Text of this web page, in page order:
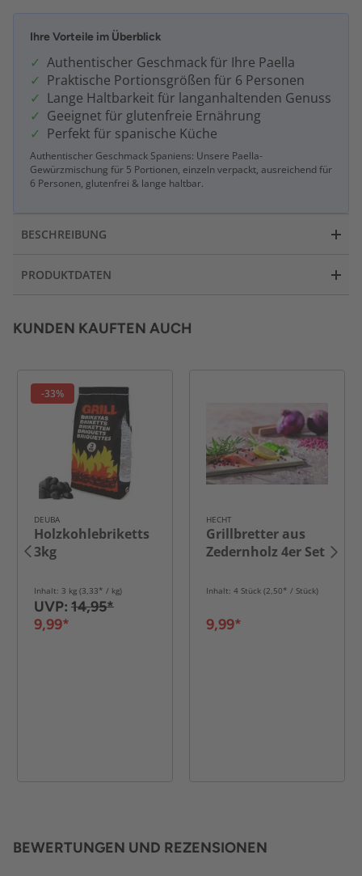
Ihre Vorteile im Überblick
Authentischer Geschmack für Ihre Paella
Praktische Portionsgrößen für 6 Personen
Lange Haltbarkeit für langanhaltenden Genuss
Geeignet für glutenfreie Ernährung
Perfekt für spanische Küche
Authentischer Geschmack Spaniens: Unsere Paella-
Gewürzmischung für 5 Portionen, einzeln verpackt, ausreichend für
6 Personen, glutenfrei & lange haltbar.
BESCHREIBUNG
PRODUKTDATEN
KUNDEN KAUFTEN AUCH
-33%
DEUBA
Holzkohlebriketts
3kg
Inhalt: 3 kg (3,33* / kg)
UVP: 14,95*
9,99*
HECHT
Grillbretter aus
Zedernholz 4er Set
Inhalt: 4 Stück (2,50* / Stück)
9,99*
BEWERTUNGEN UND REZENSIONEN